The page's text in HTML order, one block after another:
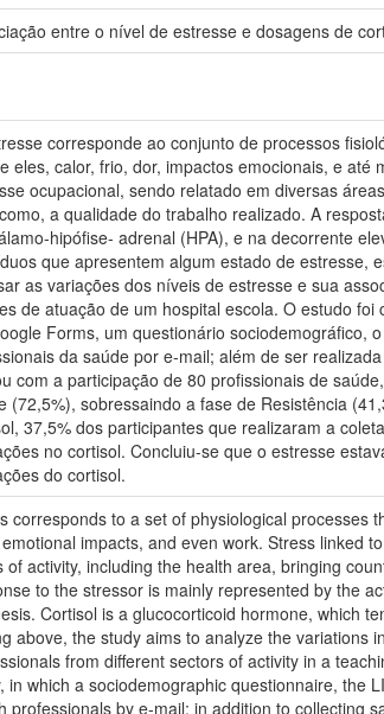
entre o nível de estresse e dosagens de
corresponde ao conjunto de processos
eles, calor, frio, dor, impactos emocionais, e
ocupacional, sendo relatado em diversas
a qualidade do trabalho realizado. A
hipófise- adrenal (HPA), e na decorrente
que apresentem algum estado de estresse,
as variações dos níveis de estresse e sua
de atuação de um hospital escola. O estudo
Forms, um questionário sociodemográfico,
da saúde por e-mail; além de ser
com a participação de 80 profissionais de
(72,5%), sobressaindo a fase de Resistência
37,5% dos participantes que realizaram a
no cortisol. Concluiu-se que o estresse
do cortisol.
corresponds to a set of physiological processes
impacts, and even work. Stress linked
of activity, including the health area, bringing
to the stressor is mainly represented by the
Cortisol is a glucocorticoid hormone, which
above, the study aims to analyze the variations
from different sectors of activity in a
in which a sociodemographic questionnaire, the
professionals by e-mail; in addition to collecting